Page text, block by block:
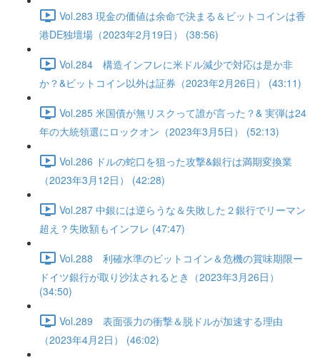
Vol.283 現金の価値は余命で決まる＆ビットコインは香
港DE独壇場（2023年2月19日） (38:56)
Vol.284 構造インフレに米ドル減少で対応は是か非
か？&ビットコイン以外は証券（2023年2月26日） (43:11)
Vol.285 米国債が無リスクって誰が言った？& 実弾は24
年の大統領選にロックオン（2023年3月5日） (52:13)
Vol.286 ドルの蛇口を狙った攻撃&銀行は満期変換業
（2023年3月12日） (42:28)
Vol.287 中銀には逆らうな＆失敗した２銀行でリーマン
超え？失敗額もインフレ (47:47)
Vol.288 利確水準のビットコイン＆危機の賞味期限ー
ドイツ銀行が取り沙汰されるとき（2023年3月26日）
(34:50)
Vol.289 表面張力の衝撃＆脱ドルが加速する理由
（2023年4月2日） (46:02)